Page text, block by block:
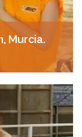
Murcia.